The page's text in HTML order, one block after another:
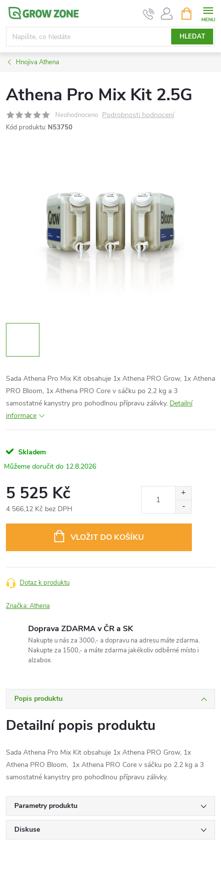
Přejít
obsah
HLEDAT
NÁKUPNÍ
KOŠÍK
Hnojiva Athena
Athena Pro Mix Kit 2.5G
Neohodnoceno Podrobnosti hodnocení
Kód produktu: N53750
Sada Athena Pro Mix Kit obsahuje 1x Athena PRO Grow, 1x Athena
PRO Bloom, 1x Athena PRO Core v sáčku po 2.2 kg a 3
samostatné kanystry pro pohodlnou přípravu zálivky. Detailní
informace
Skladem
12.8.2026
5 525 Kč
4 566,12 Kč bez DPH
VLOŽIT DO KOŠÍKU
Dotaz k produktu
Značka:Athena
Doprava ZDARMA v ČR a SK
Nakupte u nás za 3000,- a dopravu na adresu máte zdarma.
Nakupte za 1500,- a máte zdarma jakékoliv odběrné místo i
alzabox.
Popis produktu
Detailní popis produktu
Sada Athena Pro Mix Kit obsahuje 1x Athena PRO Grow, 1x
Athena PRO Bloom, 1x Athena PRO Core v sáčku po 2.2 kg a 3
samostatné kanystry pro pohodlnou přípravu zálivky.
Parametry produktu
Diskuse